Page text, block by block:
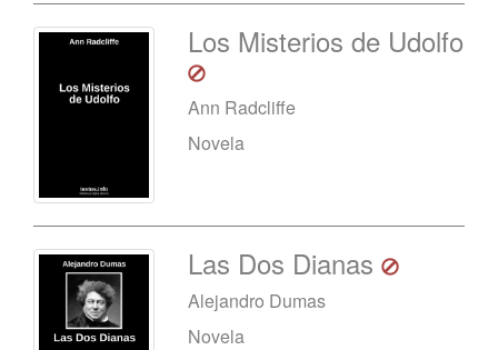
Los Misterios de Udolfo
Ann Radcliffe
Novela
Las Dos Dianas
Alejandro Dumas
Novela